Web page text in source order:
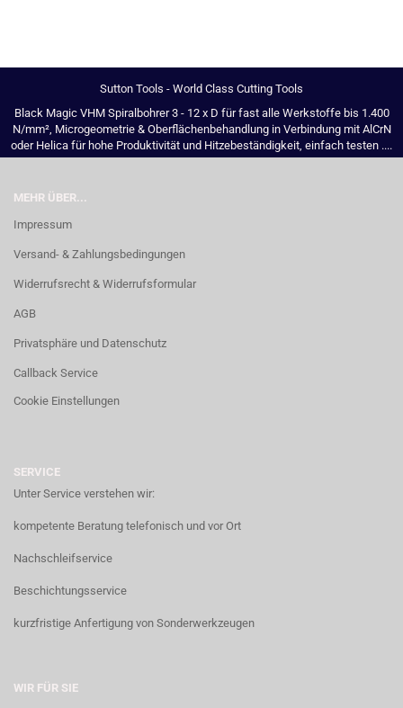
Sutton Tools - World Class Cutting Tools
Black Magic VHM Spiralbohrer 3 - 12 x D für fast alle Werkstoffe bis 1.400
N/mm², Microgeometrie & Oberflächenbehandlung in Verbindung mit AlCrN
oder Helica für hohe Produktivität und Hitzebeständigkeit, einfach testen ....
MEHR ÜBER...
Impressum
Versand- & Zahlungsbedingungen
Widerrufsrecht & Widerrufsformular
AGB
Privatsphäre und Datenschutz
Callback Service
Cookie Einstellungen
SERVICE
Unter Service verstehen wir:
kompetente Beratung telefonisch und vor Ort
Nachschleifservice
Beschichtungsservice
kurzfristige Anfertigung von Sonderwerkzeugen
WIR FÜR SIE